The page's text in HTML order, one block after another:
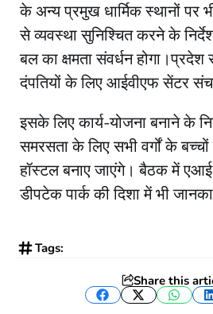
के अन्य प्रमुख धार्मिक स्थानों पर
से व्यवस्था सुनिश्चित करने के
बल का क्षमता संवर्धन
दंपतियों के लिए आईवीएफ सेंटर
इसके लिए कार्य-योजना बनाने के
समरसता के लिए सभी वर्गों के
हॉस्टल बनाए जाएंगे। बैठक में
डीपटेक पार्क की दिशा में भी
Tags:
Share this
Facebook
Twitter